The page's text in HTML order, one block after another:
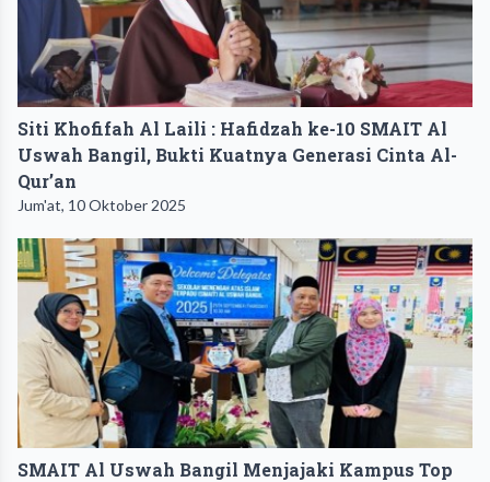
Siti Khofifah Al Laili : Hafidzah ke-10 SMAIT Al
Uswah Bangil, Bukti Kuatnya Generasi Cinta Al-
Qur’an
Jum'at, 10 Oktober 2025
SMAIT Al Uswah Bangil Menjajaki Kampus Top